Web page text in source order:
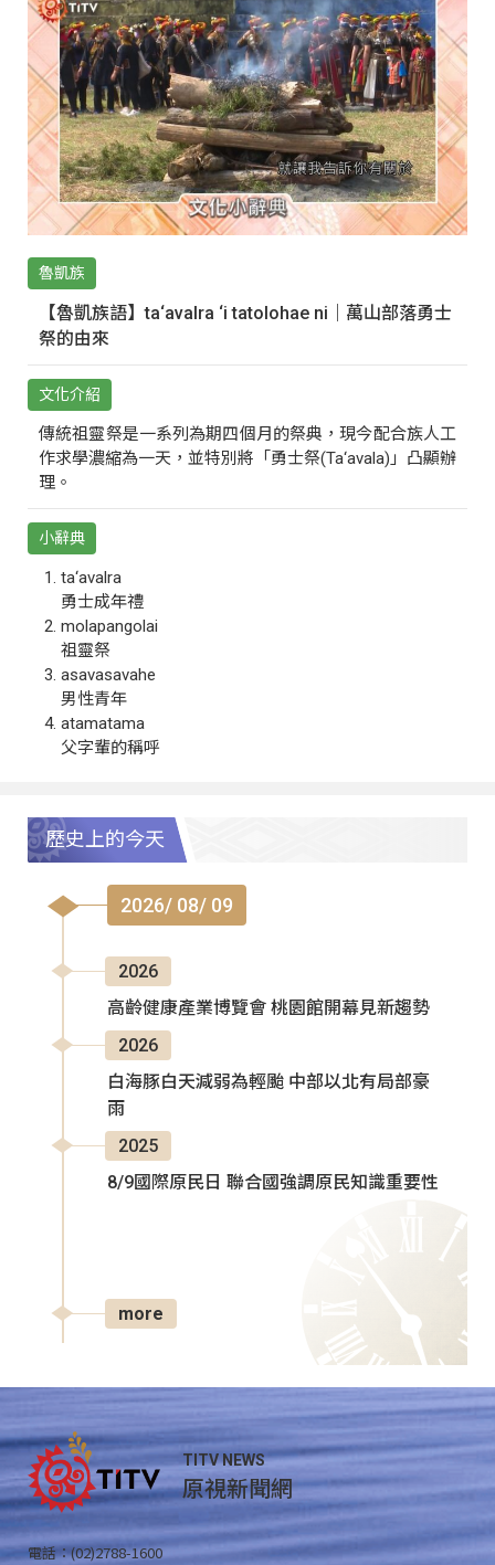
魯凱族
【魯凱族語】ta‘avalra ‘i tatolohae ni｜萬山部落勇士
祭的由來
文化介紹
傳統祖靈祭是一系列為期四個月的祭典，現今配合族人工
作求學濃縮為一天，並特別將「勇士祭(Ta‘avala)」凸顯辦
理。
小辭典
ta‘avalra
勇士成年禮
molapangolai
祖靈祭
asavasavahe
男性青年
atamatama
父字輩的稱呼
歷史上的今天
2026/ 08/ 09
2026
高齡健康產業博覽會 桃園館開幕見新趨勢
2026
白海豚白天減弱為輕颱 中部以北有局部豪
雨
2025
8/9國際原民日 聯合國強調原民知識重要性
more
TITV NEWS
原視新聞網
電話：(02)2788-1600